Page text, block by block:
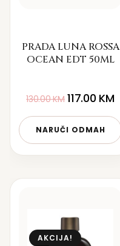
PRADA LUNA ROSSA
OCEAN EDT 50ML
130.00KM 117.00 KM
NARUČI ODMAH
AKCIJA!